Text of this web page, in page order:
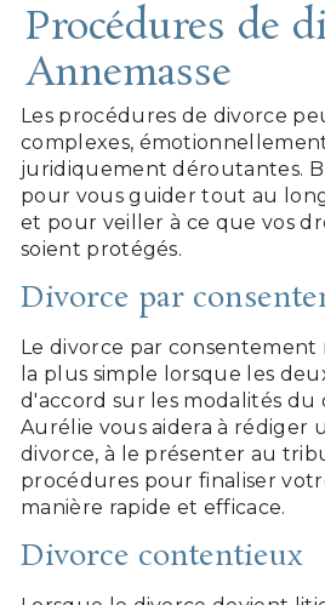
Procédures de
Annemasse
Les procédures de divorce
complexes,
juridiquement déroutantes.
pour vous guider tout au
et pour veiller à ce que vos
soient protégés.
Divorce par
Le divorce par
la plus simple lorsque les
d'accord sur les modalités du
Aurélie vous aidera à rédiger
divorce, à le présenter au
procédures pour finaliser
manière rapide et efficace.
Divorce contentieux